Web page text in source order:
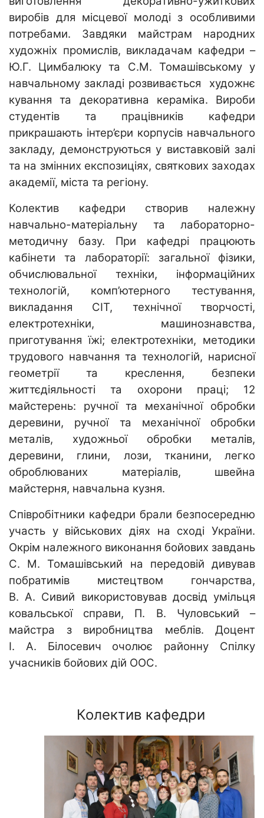
виробів для місцевої молоді з особливими
потребами. Завдяки майстрам народних
художніх промислів, викладачам кафедри –
Ю.Г. Цимбалюку та С.М. Томашівському у
навчальному закладі розвивається художнє
кування та декоративна кераміка. Вироби
студентів та працівників кафедри
прикрашають інтер’єри корпусів навчального
закладу, демонструються у виставковій залі
та на змінних експозиціях, святкових заходах
академії, міста та регіону.
Колектив кафедри створив належну
навчально-матеріальну та лабораторно-
методичну базу. При кафедрі працюють
кабінети та лабораторії: загальної фізики,
обчислювальної техніки, інформаційних
технологій, комп’ютерного тестування,
викладання СІТ, технічної творчості,
електротехніки, машинознавства,
приготування їжі; електротехніки, методики
трудового навчання та технологій, нарисної
геометрії та креслення, безпеки
життєдіяльності та охорони праці; 12
майстерень: ручної та механічної обробки
деревини, ручної та механічної обробки
металів, художньої обробки металів,
деревини, глини, лози, тканини, легко
оброблюваних матеріалів, швейна
майстерня, навчальна кузня.
Співробітники кафедри брали безпосередню
участь у військових діях на сході України.
Окрім належного виконання бойових завдань
С. М. Томашівський на передовій дивував
побратимів мистецтвом гончарства,
В. А. Сивий використовував досвід умільця
ковальської справи, П. В. Чуловський –
майстра з виробництва меблів. Доцент
І. А. Білосевич очолює районну Спілку
учасників бойових дій ООС.
Колектив кафедри